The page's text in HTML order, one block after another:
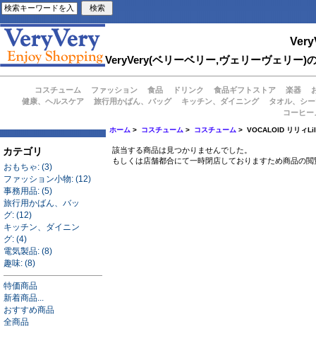
VeryVery(ベリーベリー,ヴェリーヴェリー)
コスチューム ファッション 食品 ドリンク 食品ギフトストア 楽器
健康、ヘルスケア
旅行用かばん、バッグ キッチン、ダイニング
タオル、シ
コーヒ
カテゴリ
おもちゃ: (3)
ファッション小物: (12)
事務用品: (5)
旅行用かばん、バッ
グ: (12)
キッチン、ダイニン
グ: (4)
電気製品: (8)
趣味: (8)
特価商品
新着商品...
おすすめ商品
全商品
ホーム > コスチューム > コスチューム > VOCALOID リリィ
該当する商品は見つかりませんでした。
もしくは店舗都合にて一時閉店しておりますため商品の